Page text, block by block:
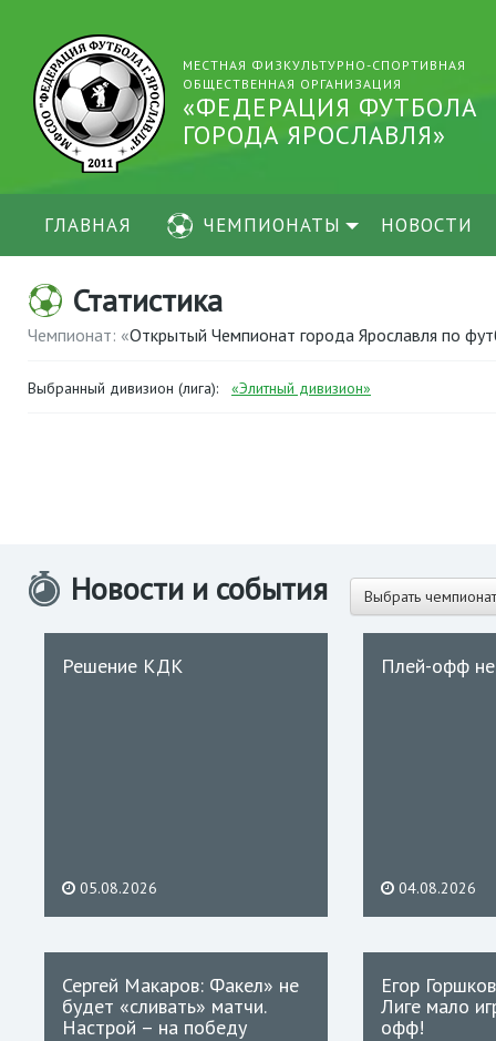
МЕСТНАЯ ФИЗКУЛЬТУРНО-СПОРТИВНАЯ
ОБЩЕСТВЕННАЯ ОРГАНИЗАЦИЯ
«ФЕДЕРАЦИЯ ФУТБОЛА
ГОРОДА ЯРОСЛАВЛЯ»
ГЛАВНАЯ ЧЕМПИОНАТЫ НОВОСТИ
Статистика
Чемпионат: «Открытый Чемпионат города Ярославля по
Выбранный дивизион (лига): «Элитный дивизион»
Новости и события Выбрать чемпионат
Решение КДК
05.08.2026
Плей-офф не
04.08.2026
Сергей Макаров: Факел» не
будет «сливать» матчи.
Настрой – на победу
Егор
Лиге мало
офф!